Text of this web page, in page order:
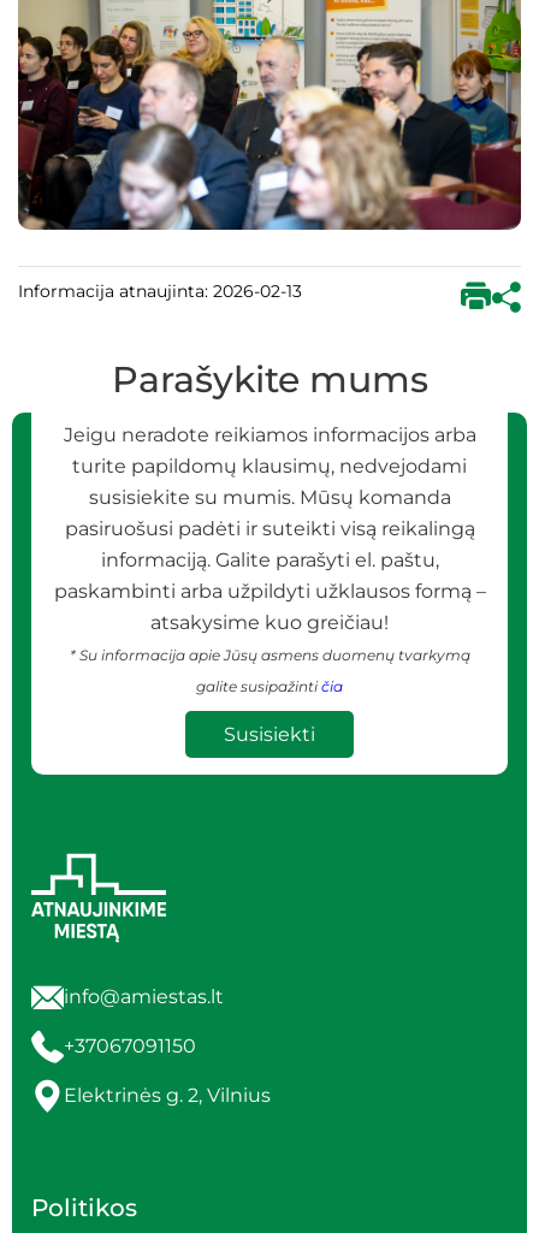
Informacija atnaujinta: 2026-02-13
Parašykite mums
Jeigu neradote reikiamos informacijos arba
turite papildomų klausimų, nedvejodami
susisiekite su mumis. Mūsų komanda
pasiruošusi padėti ir suteikti visą reikalingą
informaciją. Galite parašyti el. paštu,
paskambinti arba užpildyti užklausos formą –
atsakysime kuo greičiau!
* Su informacija apie Jūsų asmens duomenų tvarkymą
galite susipažinti čia
Susisiekti
info@amiestas.lt
+37067091150
Elektrinės g. 2, Vilnius
Politikos